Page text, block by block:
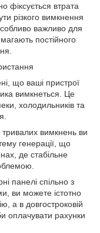
фіксується втрата
різкого вимкнення
важливо для
постійного
що ваші пристрої
вимкнеться. Це
холодильників та
тривалих вимкнень ви
генерації, що
де стабільне
панелі спільно з
ви можете істотно
а в довгостроковій
оплачувати рахунки